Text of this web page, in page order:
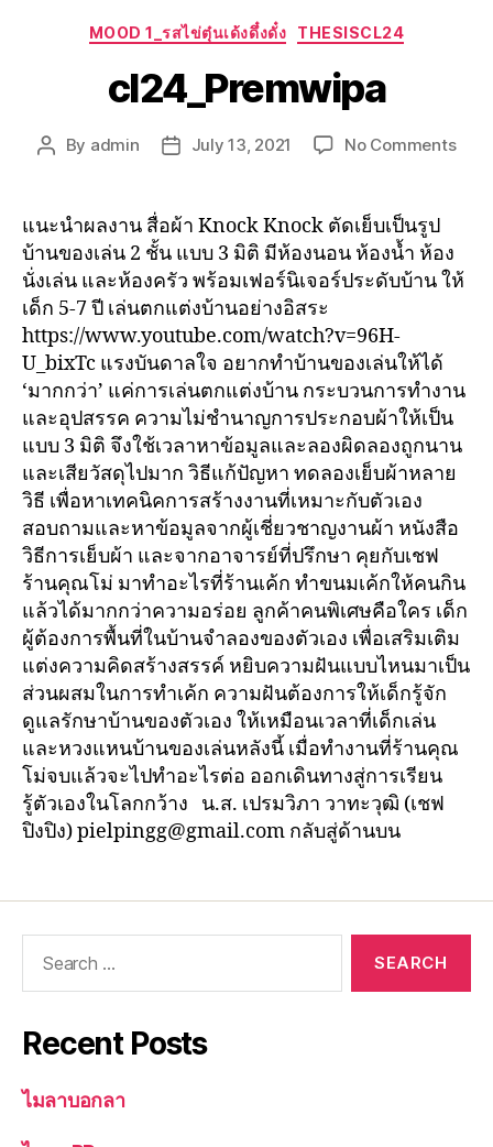
MOOD 1_รสไข่ตุ๋นเด้งดึ๋งดั๋ง THESISCL24
cl24_Premwipa
By admin July 13, 2021 No Comments
แนะนำผลงาน สื่อผ้า Knock Knock ตัดเย็บเป็นรูป
บ้านของเล่น 2 ชั้น แบบ 3 มิติ มีห้องนอน ห้องน้ำ ห้อง
นั่งเล่น และห้องครัว พร้อมเฟอร์นิเจอร์ประดับบ้าน ให้
เด็ก 5-7 ปี เล่นตกแต่งบ้านอย่างอิสระ
https://www.youtube.com/watch?v=96H-
U_bixTc แรงบันดาลใจ อยากทำบ้านของเล่นให้ได้
‘มากกว่า’ แค่การเล่นตกแต่งบ้าน กระบวนการทำงาน
และอุปสรรค ความไม่ชำนาญการประกอบผ้าให้เป็น
แบบ 3 มิติ จึงใช้เวลาหาข้อมูลและลองผิดลองถูกนาน
และเสียวัสดุไปมาก วิธีแก้ปัญหา ทดลองเย็บผ้าหลาย
วิธี เพื่อหาเทคนิคการสร้างงานที่เหมาะกับตัวเอง
สอบถามและหาข้อมูลจากผู้เชี่ยวชาญงานผ้า หนังสือ
วิธีการเย็บผ้า และจากอาจารย์ที่ปรึกษา คุยกับเชฟ
ร้านคุณโม่ มาทำอะไรที่ร้านเค้ก ทำขนมเค้กให้คนกิน
แล้วได้มากกว่าความอร่อย ลูกค้าคนพิเศษคือใคร เด็ก
ผู้ต้องการพื้นที่ในบ้านจำลองของตัวเอง เพื่อเสริมเติม
แต่งความคิดสร้างสรรค์ หยิบความฝันแบบไหนมาเป็น
ส่วนผสมในการทำเค้ก ความฝันต้องการให้เด็กรู้จัก
ดูแลรักษาบ้านของตัวเอง ให้เหมือนเวลาที่เด็กเล่น
และหวงแหนบ้านของเล่นหลังนี้ เมื่อทำงานที่ร้านคุณ
โม่จบแล้วจะไปทำอะไรต่อ ออกเดินทางสู่การเรียน
รู้ตัวเองในโลกกว้าง น.ส. เปรมวิภา วาทะวุฒิ (เชฟ
ปิงปิง) pielpingg@gmail.com กลับสู่ด้านบน
Recent Posts
ไมลาบอกลา